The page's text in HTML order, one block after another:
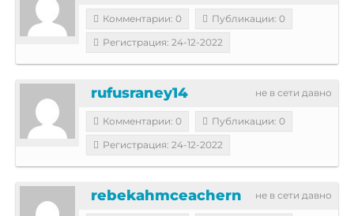
Комментарии: 0
Публикации: 0
Регистрация: 24-12-2022
не в сети давно
rufusraney14
Комментарии: 0
Публикации: 0
Регистрация: 24-12-2022
не в сети давно
rebekahmceachern